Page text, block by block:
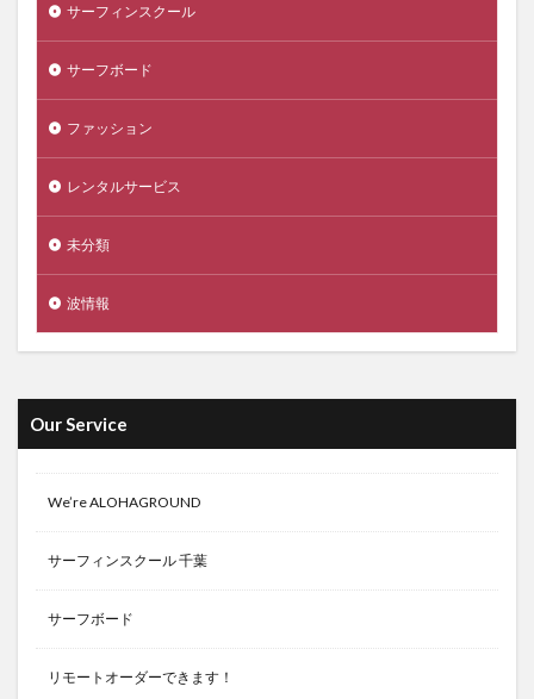
サーフィンスクール
サーフボード
ファッション
レンタルサービス
未分類
波情報
Our Service
We’re ALOHAGROUND
サーフィンスクール 千葉
サーフボード
リモートオーダーできます！